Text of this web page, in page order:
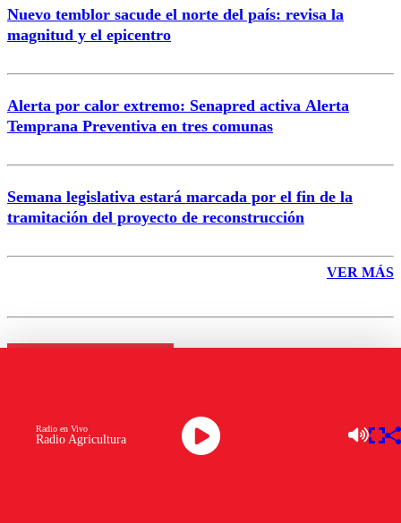
Nuevo temblor sacude el norte del país: revisa la
magnitud y el epicentro
Alerta por calor extremo: Senapred activa Alerta
Temprana Preventiva en tres comunas
Semana legislativa estará marcada por el fin de la
tramitación del proyecto de reconstrucción
VER MÁS
“Te lo voy a agradecer toda mi
vida”: José Miguel Viñuela
Radio Agricultura
Radio en Vivo